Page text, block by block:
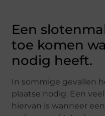
Een
toe komen
nodig heeft.
In sommige gevallen
plaatse nodig. Een
hiervan is wanneer